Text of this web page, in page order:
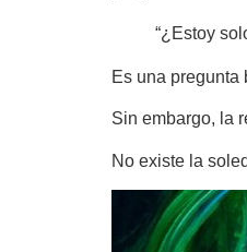
“¿Estoy
Es una pregunta
Sin embargo, la
No existe la